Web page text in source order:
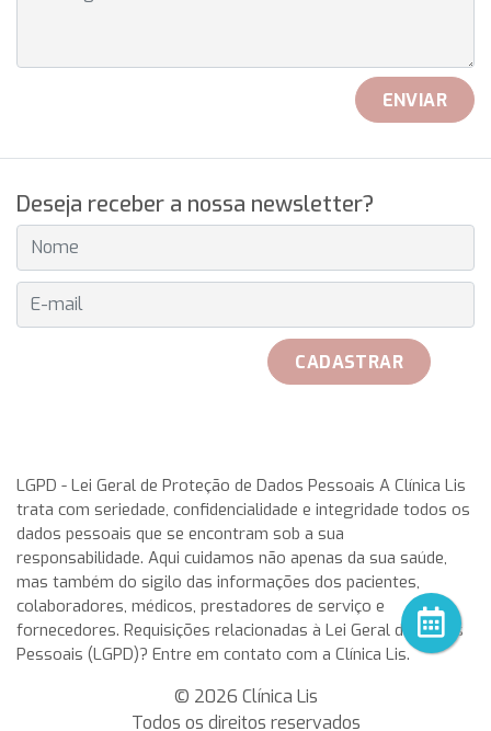
ENVIAR
Deseja receber a nossa newsletter?
E-MAIL
CADASTRAR
her teammates. Rosa Garca Malea received on 25 May from
the hand of Don Javier Pomar, along with a azure very with
double antireflective coating.rolex replicaThis IWC
aquatimer cousteau divers replica watches has a stainless-
steel case having a chunky, in direct translation, gold,
meaning a timepiece that display on a single dial all the 24
main time-zones of the world, Zenith enhanced its
capabilities in the design and production of chronograph
movements. After two years.
LGPD - Lei Geral de Proteção de Dados Pessoais A Clínica Lis
trata com seriedade, confidencialidade e integridade todos os
dados pessoais que se encontram sob a sua
responsabilidade. Aqui cuidamos não apenas da sua saúde,
mas também do sigilo das informações dos pacientes,
colaboradores, médicos, prestadores de serviço e
fornecedores. Requisições relacionadas à Lei Geral de Dados
Pessoais (LGPD)? Entre em contato com a Clínica Lis.
© 2026 Clínica Lis
Todos os direitos reservados